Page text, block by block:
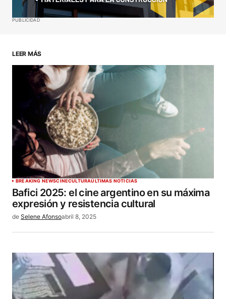
ENVIAR COMENTARIO
PUBLICIDAD
LEER MÁS
BREAKING NEWSCINECULTURAÚLTIMAS NOTICIAS
Bafici 2025: el cine argentino en su máxima
expresión y resistencia cultural
de Selene Afonsoabril 8, 2025